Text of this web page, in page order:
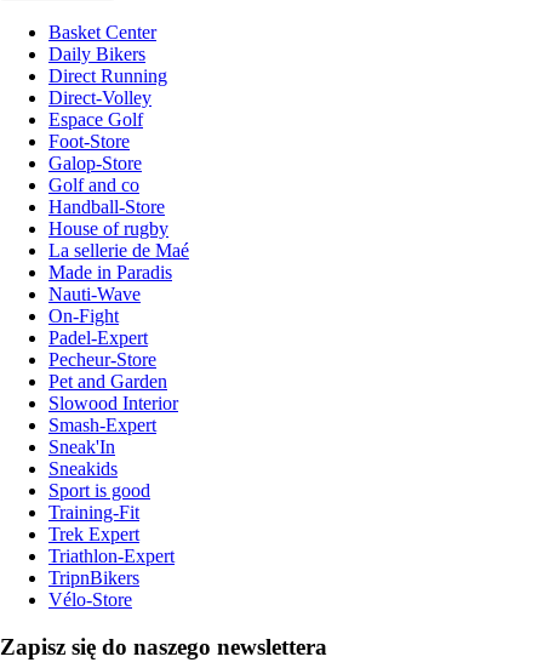
Basket Center
Daily Bikers
Direct Running
Direct-Volley
Espace Golf
Foot-Store
Galop-Store
Golf and co
Handball-Store
House of rugby
La sellerie de Maé
Made in Paradis
Nauti-Wave
On-Fight
Padel-Expert
Pecheur-Store
Pet and Garden
Slowood Interior
Smash-Expert
Sneak'In
Sneakids
Sport is good
Training-Fit
Trek Expert
Triathlon-Expert
TripnBikers
Vélo-Store
Zapisz się do naszego newslettera